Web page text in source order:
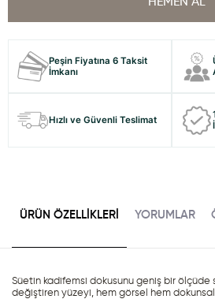
Peşin Fiyatına 6 Taksit
İmkanı
Hızlı ve Güvenli Teslimat
ÜRÜN ÖZELLIKLERI YORUMLAR
Süetin kadifemsi dokusunu geniş bir ölçüde
değiştiren yüzeyi, hem görsel hem dokunsal